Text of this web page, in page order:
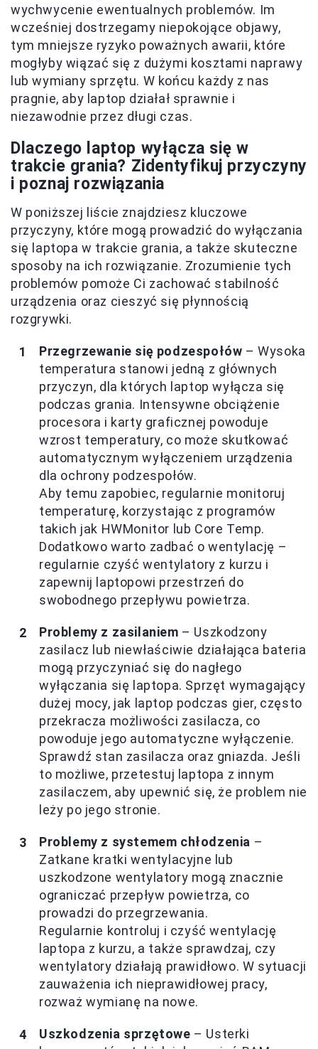
wychwycenie ewentualnych problemów. Im
wcześniej dostrzegamy niepokojące objawy,
tym mniejsze ryzyko poważnych awarii, które
mogłyby wiązać się z dużymi kosztami naprawy
lub wymiany sprzętu. W końcu każdy z nas
pragnie, aby laptop działał sprawnie i
niezawodnie przez długi czas.
Dlaczego laptop wyłącza się w
trakcie grania? Zidentyfikuj przyczyny
i poznaj rozwiązania
W poniższej liście znajdziesz kluczowe
przyczyny, które mogą prowadzić do wyłączania
się laptopa w trakcie grania, a także skuteczne
sposoby na ich rozwiązanie. Zrozumienie tych
problemów pomoże Ci zachować stabilność
urządzenia oraz cieszyć się płynnością
rozgrywki.
Przegrzewanie się podzespołów – Wysoka
temperatura stanowi jedną z głównych
przyczyn, dla których laptop wyłącza się
podczas grania. Intensywne obciążenie
procesora i karty graficznej powoduje
wzrost temperatury, co może skutkować
automatycznym wyłączeniem urządzenia
dla ochrony podzespołów.
Aby temu zapobiec, regularnie monitoruj
temperaturę, korzystając z programów
takich jak HWMonitor lub Core Temp.
Dodatkowo warto zadbać o wentylację –
regularnie czyść wentylatory z kurzu i
zapewnij laptopowi przestrzeń do
swobodnego przepływu powietrza.
Problemy z zasilaniem – Uszkodzony
zasilacz lub niewłaściwie działająca bateria
mogą przyczyniać się do nagłego
wyłączania się laptopa. Sprzęt wymagający
dużej mocy, jak laptop podczas gier, często
przekracza możliwości zasilacza, co
powoduje jego automatyczne wyłączenie.
Sprawdź stan zasilacza oraz gniazda. Jeśli
to możliwe, przetestuj laptopa z innym
zasilaczem, aby upewnić się, że problem nie
leży po jego stronie.
Problemy z systemem chłodzenia –
Zatkane kratki wentylacyjne lub
uszkodzone wentylatory mogą znacznie
ograniczać przepływ powietrza, co
prowadzi do przegrzewania.
Regularnie kontroluj i czyść wentylację
laptopa z kurzu, a także sprawdzaj, czy
wentylatory działają prawidłowo. W sytuacji
zauważenia ich nieprawidłowej pracy,
rozważ wymianę na nowe.
Uszkodzenia sprzętowe – Usterki